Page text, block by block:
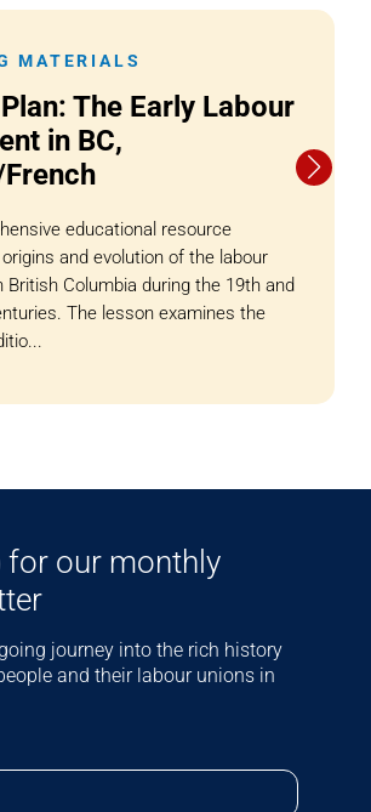
MATERIALS
The Early Labour
in BC,
educational resource
and evolution of the labour
British Columbia during the 19th and
The lesson examines the
for our monthly
journey into the rich history
and their labour unions in